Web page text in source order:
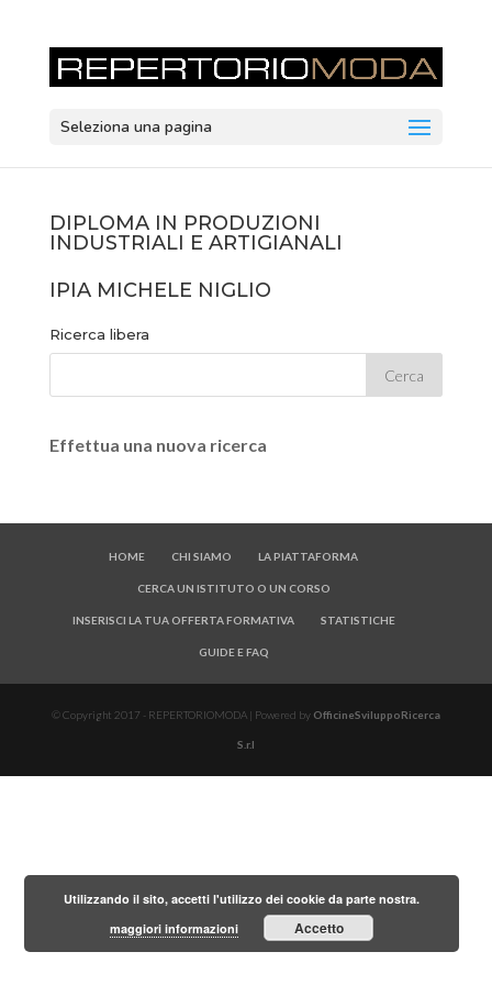
Seleziona una pagina
DIPLOMA IN PRODUZIONI
INDUSTRIALI E ARTIGIANALI
IPIA MICHELE NIGLIO
Ricerca libera
Effettua una nuova ricerca
HOME CHI SIAMO LA PIATTAFORMA
CERCA UN ISTITUTO O UN CORSO
INSERISCI LA TUA OFFERTA FORMATIVA STATISTICHE
GUIDE E FAQ
© Copyright 2017 - REPERTORIOMODA | Powered by OfficineSviluppoRicerca
S.r.l
Utilizzando il sito, accetti l'utilizzo dei cookie da parte nostra.
maggiori informazioni
Accetto